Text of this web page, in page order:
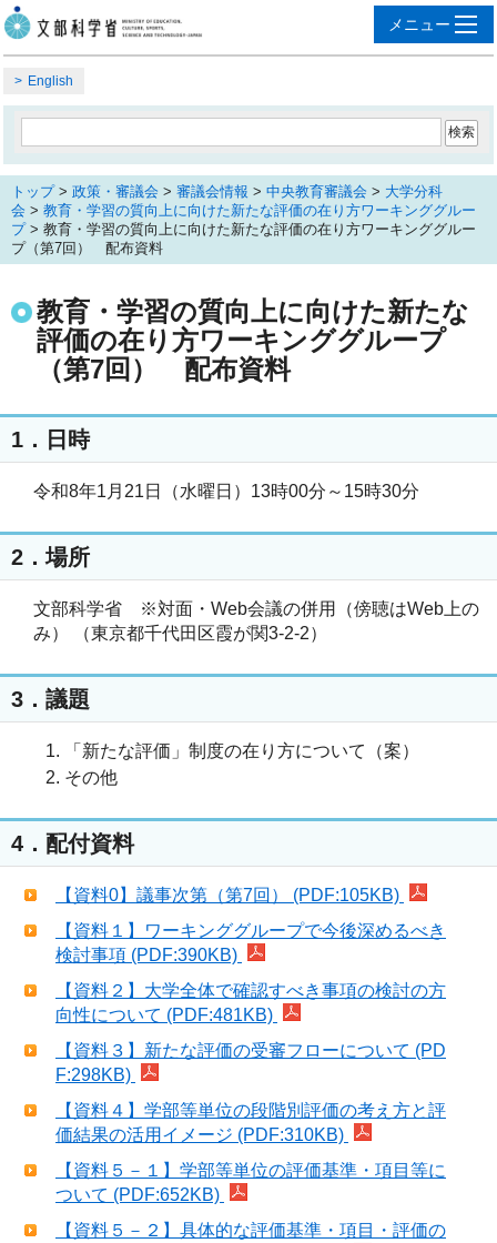
English
トップ> 政策・審議会 > 審議会情報 > 中央教育審議会 > 大学分科
会 > 教育・学習の質向上に向けた新たな評価の在り方ワーキンググルー
プ> 教育・学習の質向上に向けた新たな評価の在り方ワーキンググルー
プ（第7回） 配布資料
教育・学習の質向上に向けた新たな
評価の在り方ワーキンググループ
（第7回） 配布資料
1．日時
令和8年1月21日（水曜日）13時00分～15時30分
2．場所
文部科学省 ※対面・Web会議の併用（傍聴はWeb上の
み） （東京都千代田区霞が関3-2-2）
3．議題
「新たな評価」制度の在り方について（案）
その他
4．配付資料
【資料0】議事次第（第7回） (PDF:105KB)
【資料１】ワーキンググループで今後深めるべき
検討事項 (PDF:390KB)
【資料２】大学全体で確認すべき事項の検討の方
向性について (PDF:481KB)
【資料３】新たな評価の受審フローについて (PD
F:298KB)
【資料４】学部等単位の段階別評価の考え方と評
価結果の活用イメージ (PDF:310KB)
【資料５－１】学部等単位の評価基準・項目等に
ついて (PDF:652KB)
【資料５－２】具体的な評価基準・項目・評価の